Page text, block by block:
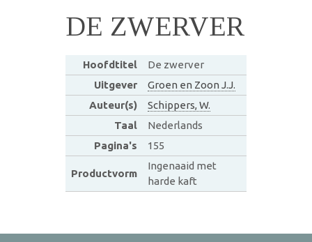
DE ZWERVER
Hoofdtitel
De zwerver
Uitgever
Groen en Zoon J.J.
Auteur(s)
Schippers, W.
Taal
Nederlands
Pagina's
155
Productvorm
Ingenaaid met
harde kaft